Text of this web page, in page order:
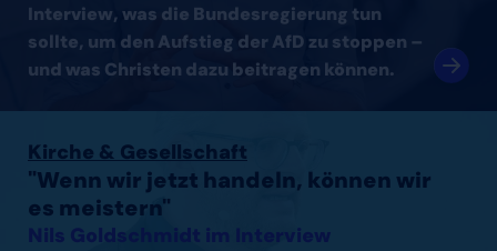
Interview, was die Bundesregierung tun
sollte, um den Aufstieg der AfD zu stoppen –
und was Christen dazu beitragen können.
Kirche & Gesellschaft
"Wenn wir jetzt handeln, können wir
es meistern"
Nils Goldschmidt im Interview